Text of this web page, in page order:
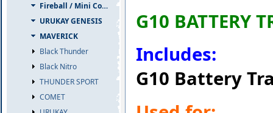
Fireball / Mini Comet
URUKAY GENESIS
MAVERICK
Black Thunder
Black Nitro
THUNDER SPORT
COMET
G10 BATTERY
Includes:
G10 Battery